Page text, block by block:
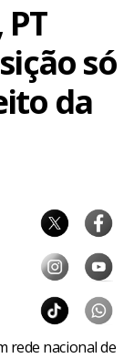
só
da
rede nacional de